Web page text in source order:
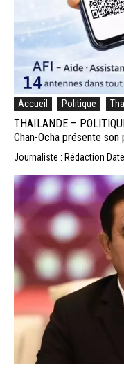
Accueil Politique
THAÏLANDE –
Chan-Ocha présente son
Journaliste : Rédaction